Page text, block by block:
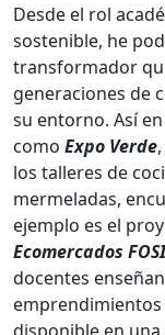
Desde el rol
sostenible, he
transformador
generaciones de
su entorno. Así
como Expo Verde
los talleres de
mermeladas,
ejemplo es el
Ecomercados
docentes